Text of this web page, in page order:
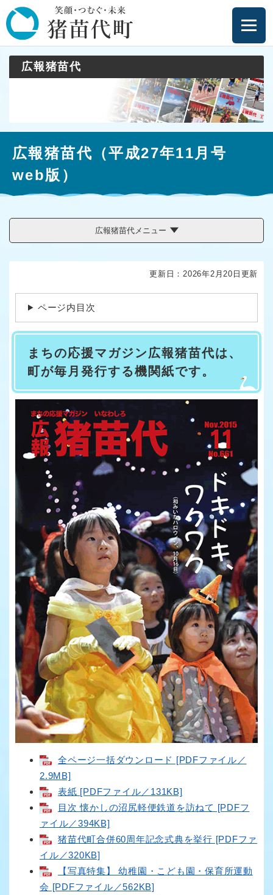
ー
ジ
の
メニューを飛ばして本文へ
広報猪苗代
広報猪苗代（平成27年11月号
web版）
広報猪苗代メニュー
更新日：2026年2月20日更新
ページ内目次
まちの応援マガジン広報猪苗代は、
町が毎月発行する機関紙です。
全ページ一括ダウンロード [PDFファイル／
2.9MB]
表紙 [PDFファイル／131KB]
目次 懐かしの沼尻軽便鉄道を訪ねて [PDFフ
ァイル／394KB]
猪苗代町合併60周年記念式典を挙行 [PDFファ
イル／320KB]
【写真特集】 幼稚園・こども園・保育所運動
会 [PDFファイル／562KB]